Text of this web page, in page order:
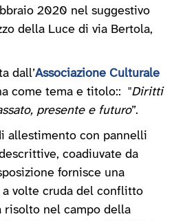
2020 nel suggestivo
della Luce di via Bertola,
dall’Associazione Culturale
come tema e titolo:: "Diritti
presente e futuro”.
allestimento con pannelli
coadiuvate da
fornisce una
volte cruda del conflitto
risolto nel campo della